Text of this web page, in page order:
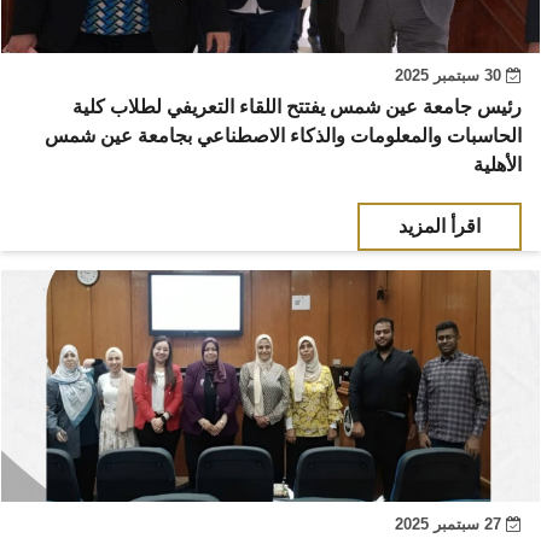
رئيس جامعة عين شمس يفتتح اللقاء التعريفي لطلاب كلية
الحاسبات والمعلومات والذكاء الاصطناعي بجامعة عين شمس
الأهلية
اقرأ المزيد